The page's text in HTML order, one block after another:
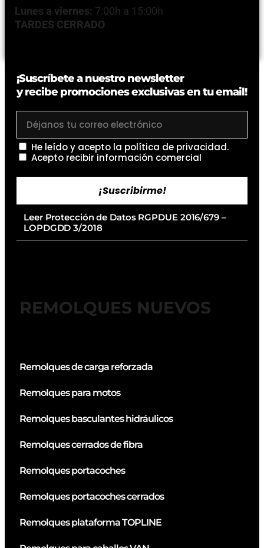
Lunes a viernes: 7:00h a 15:00h
TARDES CERRADO
¡Suscríbete a nuestro newsletter
y recibe promociones exclusivas en tu email!
He leído y acepto la política de privacidad.
Acepto recibir información comercial
¡Suscribirme!
Leer Protección de Datos RGPDUE 2016/679 –
LOPDGDD 3/2018
REMOLQUES NUEVOS
Remolques de carga reforzada
Remolques para motos
Remolques basculantes hidráulicos
Remolques cerrados de fibra
Remolques portacoches
Remolques portacoches cerrados
Remolques plataforma TOPLINE